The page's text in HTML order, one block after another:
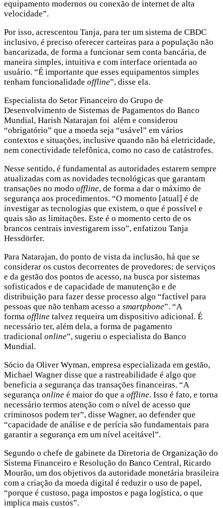
equipamento modernos ou conexão de internet de alta
velocidade”.
Por isso, acrescentou Tanja, para ter um sistema de CBDC
inclusivo, é preciso oferecer carteiras para a população não
bancarizada, de forma a funcionar sem conta bancária, de
maneira simples, intuitiva e com interface orientada ao
usuário. “É importante que esses equipamentos simples
tenham funcionalidade offline”, disse ela.
Especialista do Setor Financeiro do Grupo de
Desenvolvimento de Sistemas de Pagamentos do Banco
Mundial, Harish Natarajan foi além e considerou
“obrigatório” que a moeda seja “usável” em vários
contextos e situações, inclusive quando não há eletricidade,
nem conectividade telefônica, como no caso de catástrofes.
Nesse sentido, é fundamental as autoridades estarem sempre
atualizadas com as novidades tecnológicas que garantam
transações no modo offline, de forma a dar o máximo de
segurança aos procedimentos. “O momento [atual] é de
investigar as tecnologias que existem, o que é possível e
quais são as limitações. Este é o momento certo de os
brancos centrais investigarem isso”, enfatizou Tanja
Hessdörfer.
Para Natarajan, do ponto de vista da inclusão, há que se
considerar os custos decorrentes de provedores; de serviços
e da gestão dos pontos de acesso, na busca por sistemas
sofisticados e de capacidade de manutenção e de
distribuição para fazer desse processo algo “factível para
pessoas que não tenham acesso a smartphone”. “A
forma offline talvez requeira um dispositivo adicional. É
necessário ter, além dela, a forma de pagamento
tradicional online”, sugeriu o especialista do Banco
Mundial.
Sócio da Oliver Wyman, empresa especializada em gestão,
Michael Wagner disse que a rastreabilidade é algo que
beneficia a segurança das transações financeiras. “A
segurança online é maior do que a offline. Isso é fato, e torna
necessário termos atenção com o nível de acesso que
criminosos podem ter”, disse Wagner, ao defender que
“capacidade de análise e de perícia são fundamentais para
garantir a segurança em um nível aceitável”.
Segundo o chefe de gabinete da Diretoria de Organização do
Sistema Financeiro e Resolução do Banco Central, Ricardo
Mourão, um dos objetivos da autoridade monetária brasileira
com a criação da moeda digital é reduzir o uso de papel,
“porque é custoso, paga impostos e paga logística, o que
implica mais custos”.